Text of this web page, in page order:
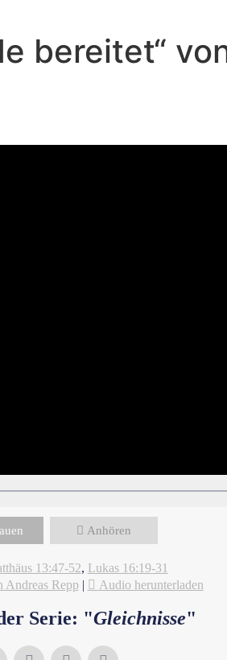
bereitet“
Anhören
13:47-52, Lukas 16:19-31
Andreas Repp | Audio herunterladen
Serie: "Gleichnisse"